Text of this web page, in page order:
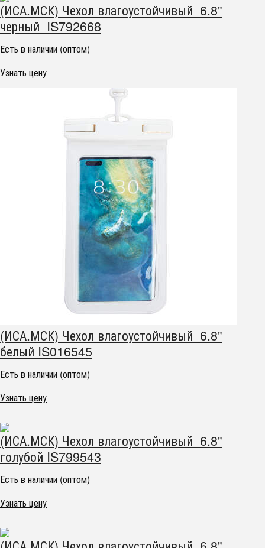
(ИСА.МСК) Чехол влагоустойчивый 6.8"
черный IS792668
Есть в наличии (оптом)
Узнать цену
(ИСА.МСК) Чехол влагоустойчивый 6.8"
белый IS016545
Есть в наличии (оптом)
Узнать цену
(ИСА.МСК) Чехол влагоустойчивый 6.8"
голубой IS799543
Есть в наличии (оптом)
Узнать цену